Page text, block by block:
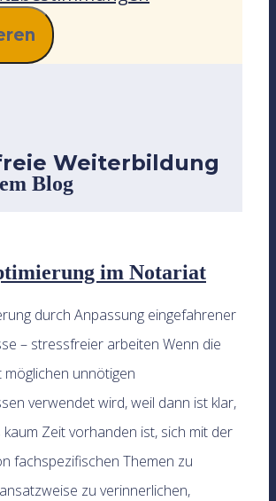
Weiterbildung
Blog
im Notariat
durch Anpassung eingefahrener
– stressfreier arbeiten Wenn die
unnötigen
verwendet wird, weil dann ist klar,
kaum Zeit vorhanden ist, sich mit der
fachspezifischen Themen zu
zu verinnerlichen,